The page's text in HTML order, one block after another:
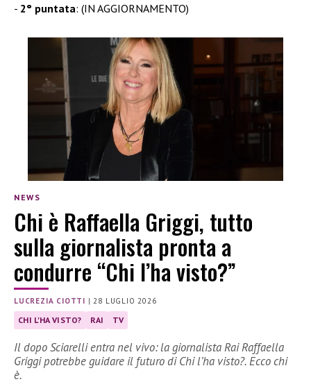
2° puntata: (IN AGGIORNAMENTO)
NEWS
Chi è Raffaella Griggi, tutto
sulla giornalista pronta a
condurre “Chi l’ha visto?”
LUCREZIA CIOTTI | 28 LUGLIO 2026
CHI L'HA VISTO? RAI TV
Il dopo Sciarelli entra nel vivo: la giornalista Rai Raffaella
Griggi potrebbe guidare il futuro di Chi l’ha visto?. Ecco chi
è.